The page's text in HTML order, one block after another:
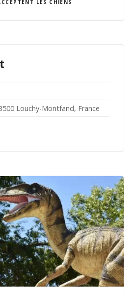
LES CHIENS
Louchy-Montfand, France